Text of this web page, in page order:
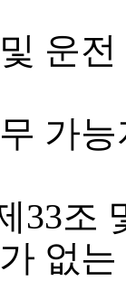
운
가능
33조
없는